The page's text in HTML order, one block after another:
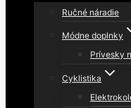
Ručné náradie
Módne doplnky
Prívesky
Cyklistika